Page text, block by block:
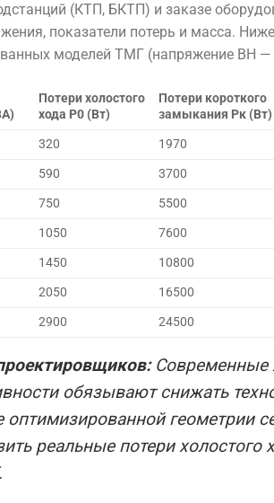
(КТП, БКТП) и заказе
показатели потерь и масса.
моделей ТМГ (напряжение ВН
Потери холостого
хода P0​ (Вт)
Потери короткого
замыкания Pк​ (Вт)
320 1970
590 3700
750 5500
1050 7600
1450 10800
2050 16500
2900 24500
Современные
обязывают снижать
оптимизированной геометрии
реальные потери